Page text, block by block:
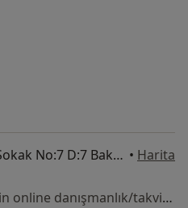
Zeytinlik Mah. Yakutlu Sokak No:7 D:7 Bakırköy, İstanbul • Harita
Bu uzman ilgili adres için online danışmanlık/takvim sunmuyor.